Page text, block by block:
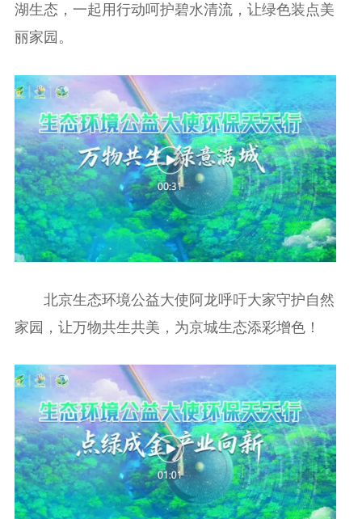
湖生态，一起用行动呵护碧水清流，让绿色装点美
丽家园。
北京生态环境公益大使阿龙呼吁大家守护自然
家园，让万物共生共美，为京城生态添彩增色！